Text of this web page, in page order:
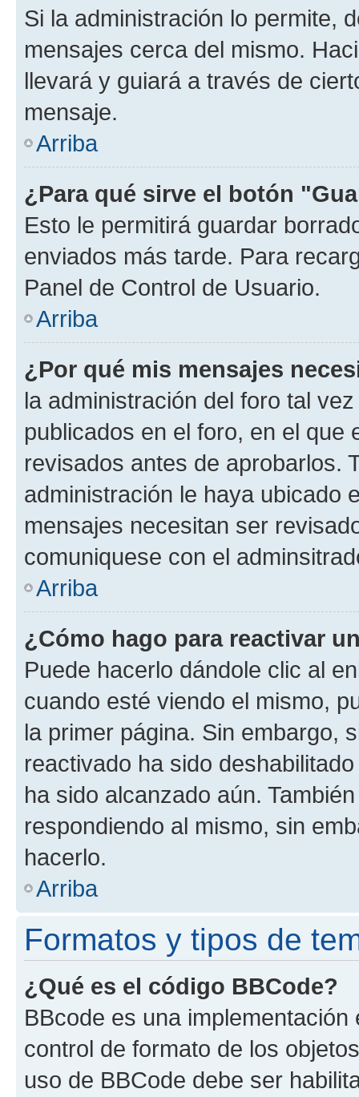
Si la administración lo permite,
mensajes cerca del mismo.
llevará y guiará a través de
mensaje.
Arriba
¿Para qué sirve el botón
Esto le permitirá guardar
enviados más tarde. Para
Panel de Control de Usuario.
Arriba
¿Por qué mis mensajes
la administración del foro tal
publicados en el foro, en el
revisados antes de aprobarlos.
administración le haya ubicado
mensajes necesitan ser
comuniquese con el
Arriba
¿Cómo hago para reactivar
Puede hacerlo dándole clic al
cuando esté viendo el mismo,
la primer página. Sin embargo,
reactivado ha sido
ha sido alcanzado aún.
respondiendo al mismo, sin
hacerlo.
Arriba
Formatos y tipos de
¿Qué es el código BBCode?
BBcode es una
control de formato de los
uso de BBCode debe ser